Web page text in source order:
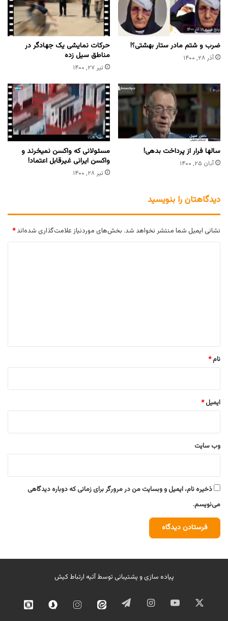
ضرب و شتم مادر ستار بهشتی؟!
آذر ۲۸, ۱۴۰۰
حرکات نمایشی یک جهادگر در
مناطق سیل زده
تیر ۲۷, ۱۴۰۰
سالها فرار از پرداخت بدهی!
آبان ۲۵, ۱۴۰۰
مسئولانی که واکسن نمیخرند و
واکسن ایرانی غیرقابل اعتماد!
تیر ۲۸, ۱۴۰۰
دیدگاهتان را بنویسید
نشانی ایمیل شما منتشر نخواهد شد. بخش‌های موردنیاز علامت‌گذاری شده‌اند*
نام*
ایمیل*
وب‌ سایت
ذخیره نام، ایمیل و وبسایت من در مرورگر برای زمانی که دوباره دیدگاهی
می‌نویسم.
پیاده سازی و پشتیبانی توسطآتیه ارتباط کیش
ایکس یوتیوب اینستاگرامتلگرام ایتا اینستاگرامسروش